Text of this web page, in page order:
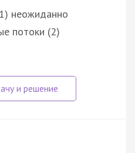
неожиданно
потоки (2)